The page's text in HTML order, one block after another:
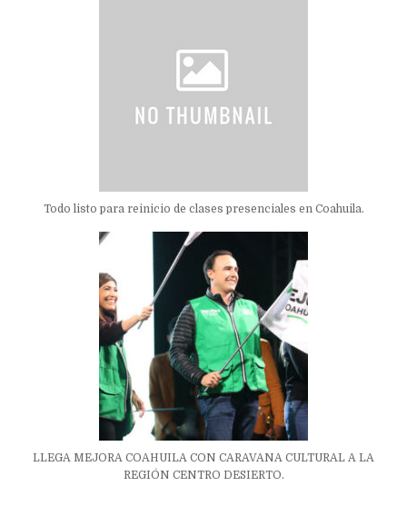
Todo listo para reinicio de clases presenciales en Coahuila.
LLEGA MEJORA COAHUILA CON CARAVANA CULTURAL A LA
REGIÓN CENTRO DESIERTO.